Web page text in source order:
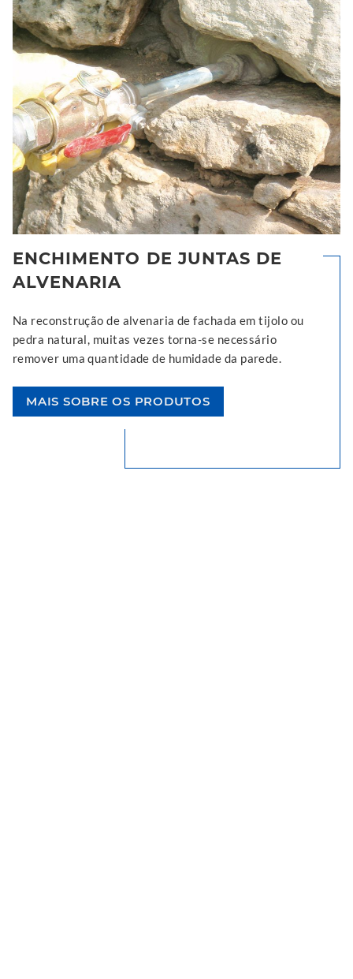
ENCHIMENTO DE JUNTAS DE
ALVENARIA
Na reconstrução de alvenaria de fachada em tijolo ou
pedra natural, muitas vezes torna-se necessário
remover uma quantidade de humidade da parede.
MAIS SOBRE OS PRODUTOS